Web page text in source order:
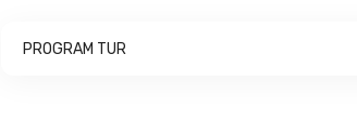
PROGRAM TUR